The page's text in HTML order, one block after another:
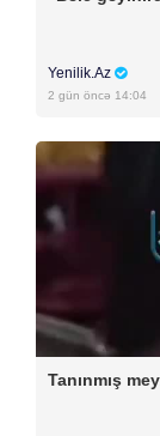
Yenilik.Az
2 gün öncə 14:04
Tanınmış